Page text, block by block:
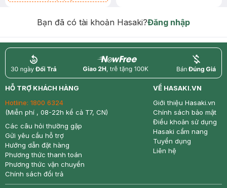
Bạn đã có tài khoản Hasaki?Đăng nhập
return nowfree price
HỖ TRỢ KHÁCH HÀNG
Hotline: 1800 6324
(Miễn phí , 08-22h kể cả T7, CN)
Các câu hỏi thường gặp
Gửi yêu cầu hỗ trợ
Hướng dẫn đặt hàng
Phương thức thanh toán
Phương thức vận chuyển
Chính sách đổi trả
VỀ HASAKI.VN
Giới thiệu Hasaki.vn
Chính sách bảo mật
Điều khoản sử dụng
Hasaki cẩm nang
Tuyển dụng
Liên hệ